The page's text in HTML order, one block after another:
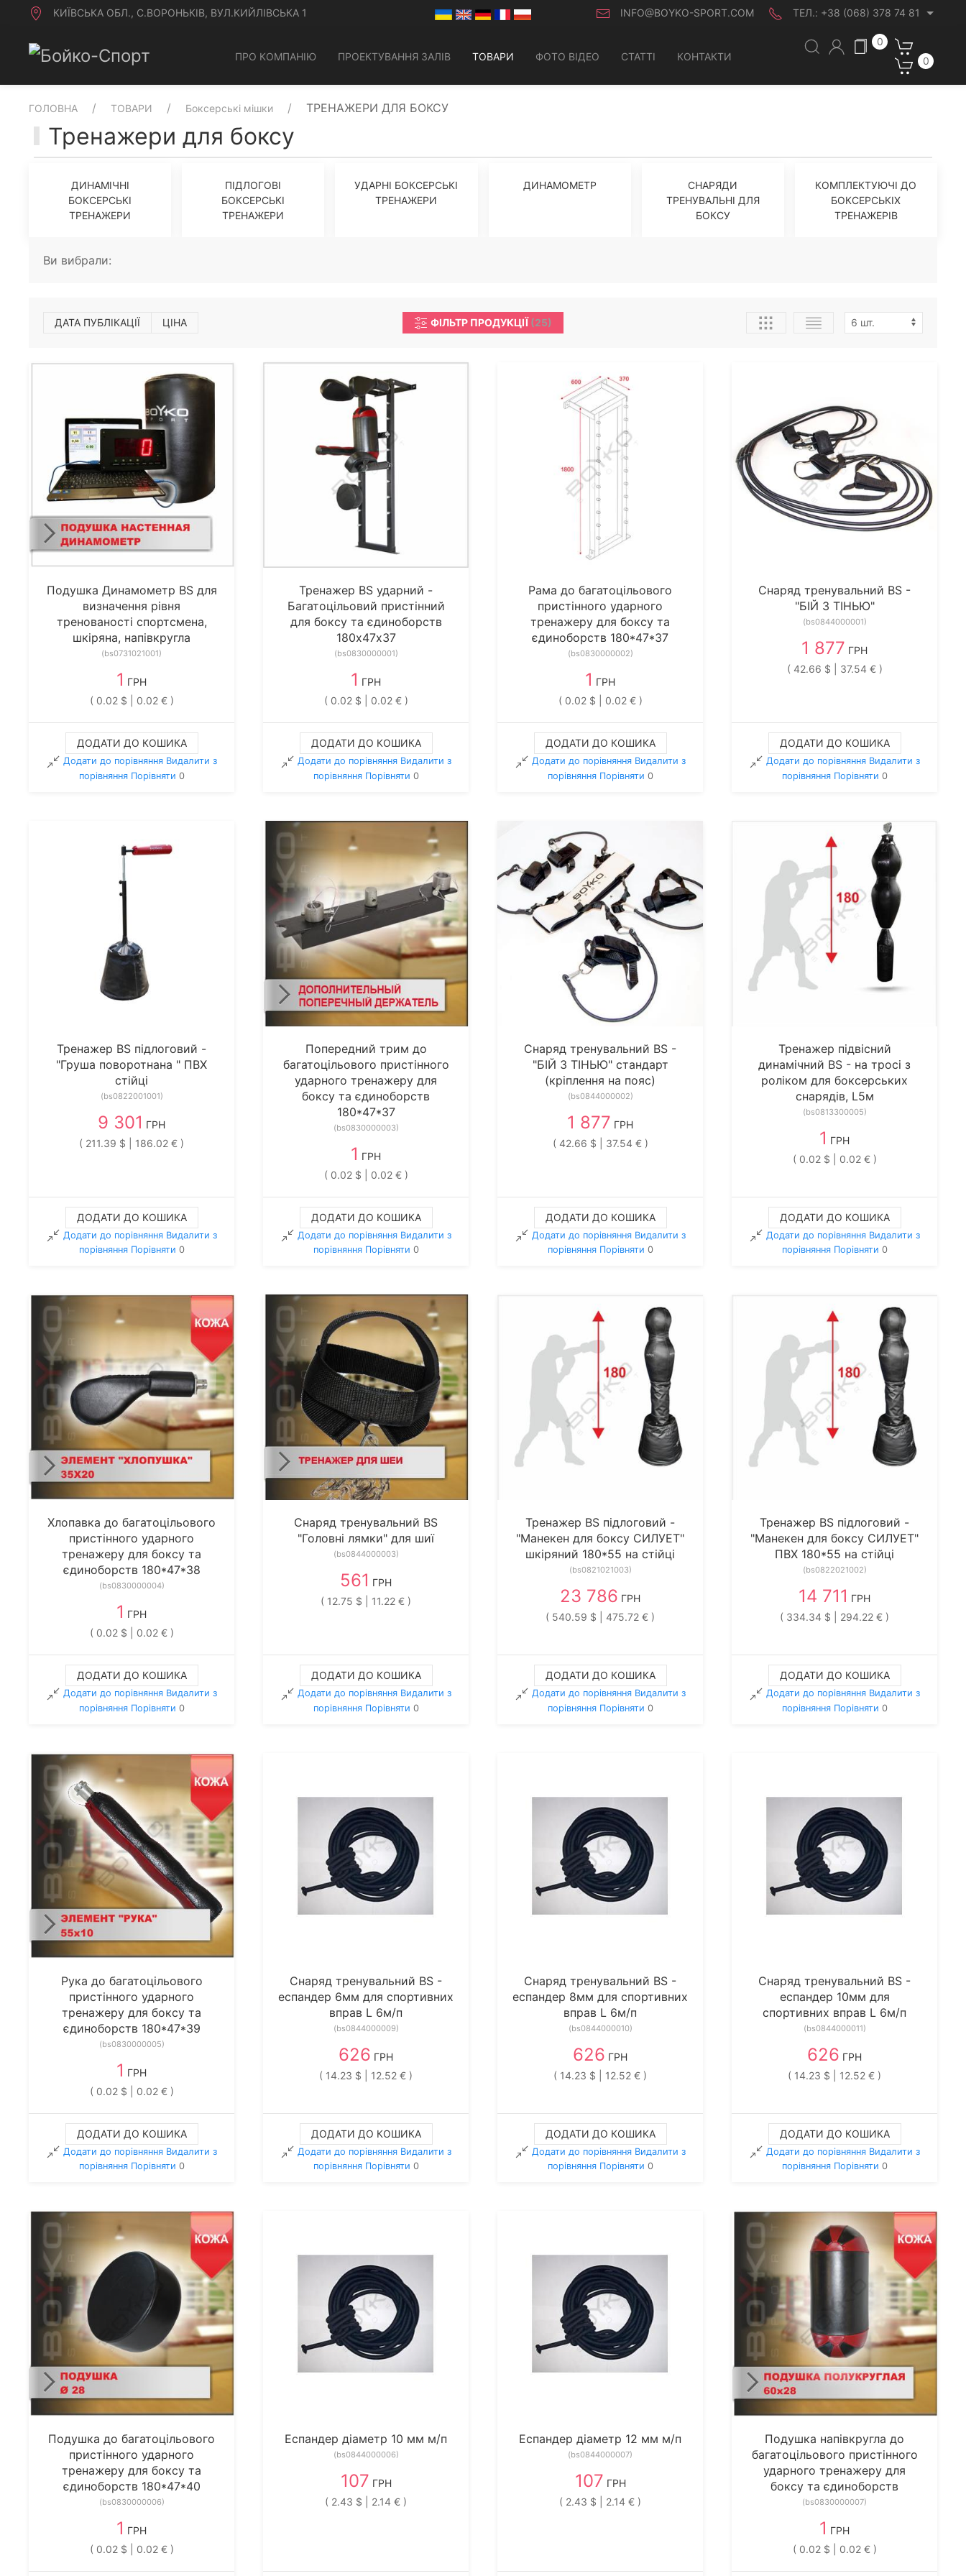
КИЇВСЬКА ОБЛ., С.ВОРОНЬКІВ, ВУЛ.КИЙЛІВСЬКА 1 INFO@BOYKO-SPORT.COM ТЕЛ.: +38 (068) 378 74 81
ПРО КОМПАНІЮ ПРОЕКТУВАННЯ ЗАЛІВ ТОВАРИ ФОТО ВІДЕО СТАТТІ КОНТАКТИ
0
0
ГОЛОВНА ТОВАРИ Боксерські мішки ТРЕНАЖЕРИ ДЛЯ БОКСУ
Тренажери для боксу
ДИНАМІЧНІ
БОКСЕРСЬКІ
ТРЕНАЖЕРИ
ПІДЛОГОВІ
БОКСЕРСЬКІ
ТРЕНАЖЕРИ
УДАРНІ БОКСЕРСЬКІ
ТРЕНАЖЕРИ
ДИНАМОМЕТР
СНАРЯДИ
ТРЕНУВАЛЬНІ ДЛЯ
БОКСУ
КОМПЛЕКТУЮЧІ ДО
БОКСЕРСЬКІХ
ТРЕНАЖЕРІВ
Ви вибрали:
ДАТА ПУБЛІКАЦІЇ ЦІНА ФІЛЬТР ПРОДУКЦІЇ(25)
Подушка Динамометр BS для
визначення рівня
тренованості спортсмена,
шкіряна, напівкругла
(bs0731021001)
1 ГРН
( 0.02 $ | 0.02 € )
ДОДАТИ ДО КОШИКА
Додати до порівняння Видалити з
порiвняння Порівняти 0
Тренажер BS ударний -
Багатоцільовий пристінний
для боксу та єдиноборств
180х47х37
(bs0830000001)
1 ГРН
( 0.02 $ | 0.02 € )
ДОДАТИ ДО КОШИКА
Додати до порівняння Видалити з
порiвняння Порівняти 0
Рама до багатоцільового
пристінного ударного
тренажеру для боксу та
єдиноборств 180*47*37
(bs0830000002)
1 ГРН
( 0.02 $ | 0.02 € )
ДОДАТИ ДО КОШИКА
Додати до порівняння Видалити з
порiвняння Порівняти 0
Снаряд тренувальний BS -
"БІЙ З ТІНЬЮ"
(bs0844000001)
1 877 ГРН
( 42.66 $ | 37.54 € )
ДОДАТИ ДО КОШИКА
Додати до порівняння Видалити з
порiвняння Порівняти 0
Тренажер BS підлоговий -
"Груша поворотнана " ПВХ
стійці
(bs0822001001)
9 301 ГРН
( 211.39 $ | 186.02 € )
ДОДАТИ ДО КОШИКА
Додати до порівняння Видалити з
порiвняння Порівняти 0
Попередний трим до
багатоцільового пристінного
ударного тренажеру для
боксу та єдиноборств
180*47*37
(bs0830000003)
1 ГРН
( 0.02 $ | 0.02 € )
ДОДАТИ ДО КОШИКА
Додати до порівняння Видалити з
порiвняння Порівняти 0
Снаряд тренувальний BS -
"БІЙ З ТІНЬЮ" стандарт
(кріплення на пояс)
(bs0844000002)
1 877 ГРН
( 42.66 $ | 37.54 € )
ДОДАТИ ДО КОШИКА
Додати до порівняння Видалити з
порiвняння Порівняти 0
Тренажер підвісний
динамічний BS - на тросі з
роліком для боксерських
снарядів, L5м
(bs0813300005)
1 ГРН
( 0.02 $ | 0.02 € )
ДОДАТИ ДО КОШИКА
Додати до порівняння Видалити з
порiвняння Порівняти 0
Хлопавка до багатоцільового
пристінного ударного
тренажеру для боксу та
єдиноборств 180*47*38
(bs0830000004)
1 ГРН
( 0.02 $ | 0.02 € )
ДОДАТИ ДО КОШИКА
Додати до порівняння Видалити з
порiвняння Порівняти 0
Снаряд тренувальний BS
"Головні лямки" для шиї
(bs0844000003)
561 ГРН
( 12.75 $ | 11.22 € )
ДОДАТИ ДО КОШИКА
Додати до порівняння Видалити з
порiвняння Порівняти 0
Тренажер BS підлоговий -
"Манекен для боксу СИЛУЕТ"
шкіряний 180*55 на стійці
(bs0821021003)
23 786 ГРН
( 540.59 $ | 475.72 € )
ДОДАТИ ДО КОШИКА
Додати до порівняння Видалити з
порiвняння Порівняти 0
Тренажер BS підлоговий -
"Манекен для боксу СИЛУЕТ"
ПВХ 180*55 на стійці
(bs0822021002)
14 711 ГРН
( 334.34 $ | 294.22 € )
ДОДАТИ ДО КОШИКА
Додати до порівняння Видалити з
порiвняння Порівняти 0
Рука до багатоцільового
пристінного ударного
тренажеру для боксу та
єдиноборств 180*47*39
(bs0830000005)
1 ГРН
( 0.02 $ | 0.02 € )
ДОДАТИ ДО КОШИКА
Додати до порівняння Видалити з
порiвняння Порівняти 0
Снаряд тренувальний BS -
еспандер 6мм для спортивних
вправ L 6м/п
(bs0844000009)
626 ГРН
( 14.23 $ | 12.52 € )
ДОДАТИ ДО КОШИКА
Додати до порівняння Видалити з
порiвняння Порівняти 0
Снаряд тренувальний BS -
еспандер 8мм для спортивних
вправ L 6м/п
(bs0844000010)
626 ГРН
( 14.23 $ | 12.52 € )
ДОДАТИ ДО КОШИКА
Додати до порівняння Видалити з
порiвняння Порівняти 0
Снаряд тренувальний BS -
еспандер 10мм для
спортивних вправ L 6м/п
(bs0844000011)
626 ГРН
( 14.23 $ | 12.52 € )
ДОДАТИ ДО КОШИКА
Додати до порівняння Видалити з
порiвняння Порівняти 0
Подушка до багатоцільового
пристінного ударного
тренажеру для боксу та
єдиноборств 180*47*40
(bs0830000006)
1 ГРН
( 0.02 $ | 0.02 € )
Еспандер діаметр 10 мм м/п
(bs0844000006)
107 ГРН
( 2.43 $ | 2.14 € )
Еспандер діаметр 12 мм м/п
(bs0844000007)
107 ГРН
( 2.43 $ | 2.14 € )
Подушка напівкругла до
багатоцільового пристінного
ударного тренажеру для
боксу та єдиноборств
(bs0830000007)
1 ГРН
( 0.02 $ | 0.02 € )